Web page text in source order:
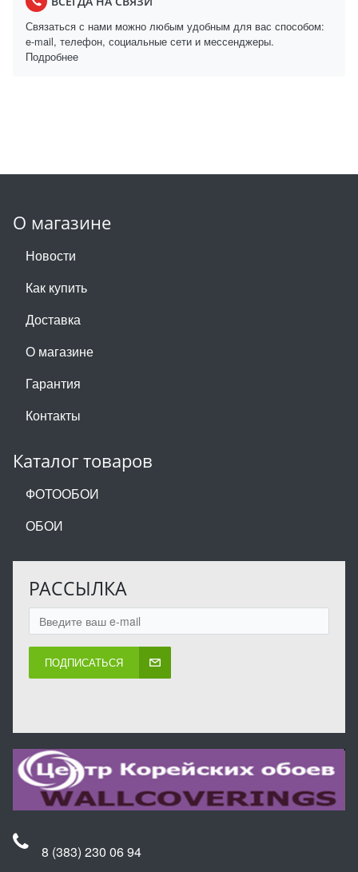
Связаться с нами можно любым удобным для вас способом:
e-mail, телефон, социальные сети и мессенджеры.
Подробнее
О магазине
Новости
Как купить
Доставка
О магазине
Гарантия
Контакты
Каталог товаров
ФОТООБОИ
ОБОИ
РАССЫЛКА
ПОДПИСАТЬСЯ
8 (383) 230 06 94